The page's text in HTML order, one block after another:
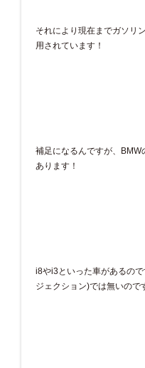
それにより現在までガソリ
用されています！
補足になるんですが、
あります！
i8やi3といった車があるの
ジェクション)では無いので